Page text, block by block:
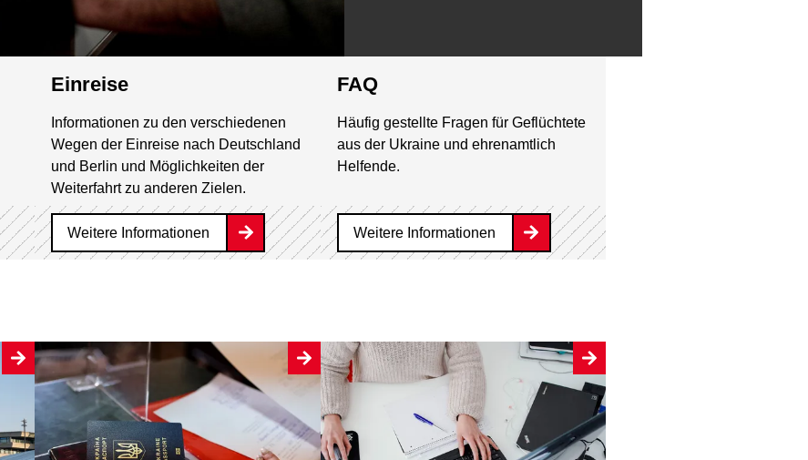
Einreise
Informationen zu den verschiedenen
Wegen der Einreise nach Deutschland
und Berlin und Möglichkeiten der
Weiterfahrt zu anderen Zielen.
Weitere Informationen
FAQ
Häufig gestellte Fragen für Geflüchtete
aus der Ukraine und ehrenamtlich
Helfende.
Weitere Informationen